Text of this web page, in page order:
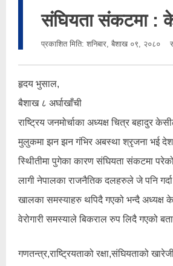
संघियता संकटमा :
प्रकाशित मिति: शनिबार, बैशाख ०९, २०८०
हृदय भुसाल,
बैशाख ८ अर्घाखाँची
राष्ट्रिय जनमोर्चाका अध्यक्ष चित्र बहादुर
मुलुकमा झन झन गंभिर अबस्था श्रृजना भई देश
स्थिीतीमा पुगेका कारण संघियता संकटमा
लागी नेपालका राजनैतिक दलहरुले जे पनि
खालका समस्याहरु थपिदै गएको भन्दै अध्यक्ष
वेरोगारी समस्याले बिकराल रुप लिदै गएको
गणतन्त्र,राष्ट्रियताको रक्षा,संघियताको